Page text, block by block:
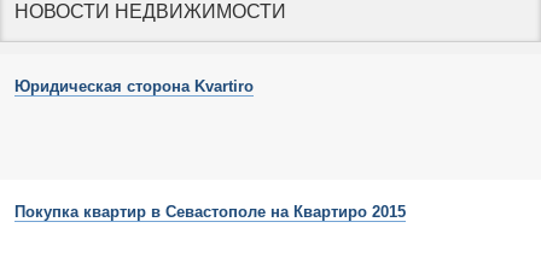
НОВОСТИ НЕДВИЖИМОСТИ
Юридическая сторона Kvartiro
Покупка квартир в Севастополе на Квартиро 2015